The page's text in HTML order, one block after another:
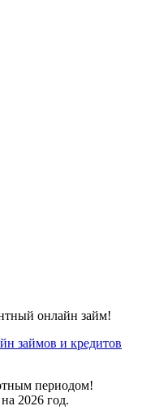
онлайн займ!
периодом!
2026 год.